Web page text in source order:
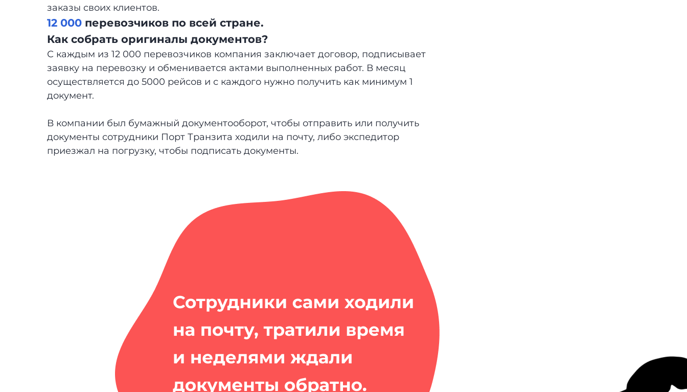
заказы своих клиентов.
12 000 перевозчиков по всей стране.
Как собрать оригиналы документов?
С каждым из 12 000 перевозчиков компания заключает договор, подписывает
заявку на перевозку и обменивается актами выполненных работ. В месяц
осуществляется до 5000 рейсов и с каждого нужно получить как минимум 1
документ.
В компании был бумажный документооборот, чтобы отправить или получить
документы сотрудники Порт Транзита ходили на почту, либо экспедитор
приезжал на погрузку, чтобы подписать документы.